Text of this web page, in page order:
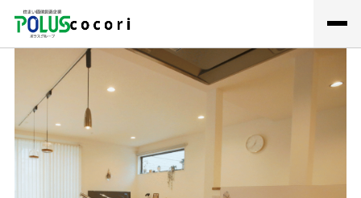
TOP
ショールーム案内